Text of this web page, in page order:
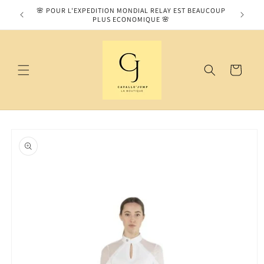
passer
SUR
🌸 POUR L'EXPEDITION MONDIAL RELAY EST BEAUCOUP
PLUS ECONOMIQUE 🌸
Panier
informations
produits